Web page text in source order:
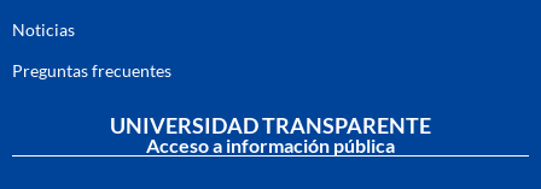
Noticias
Preguntas frecuentes
UNIVERSIDAD TRANSPARENTE
Acceso a información pública